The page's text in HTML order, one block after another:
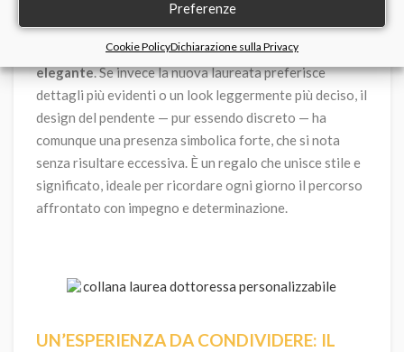
Preferenze
Cookie PolicyDichiarazione sulla Privacy
considerare lo stile di chi la riceverà: se indossa spesso
accessori sottili e luminosi, questo modello si abbina
facilmente grazie alle suelinee semplici e alla finitura
elegante. Se invece la nuova laureata preferisce
dettagli più evidenti o un look leggermente più deciso, il
design del pendente — pur essendo discreto — ha
comunque una presenza simbolica forte, che si nota
senza risultare eccessiva. È un regalo che unisce stile e
significato, ideale per ricordare ogni giorno il percorso
affrontato con impegno e determinazione.
UN’ESPERIENZA DA CONDIVIDERE: IL